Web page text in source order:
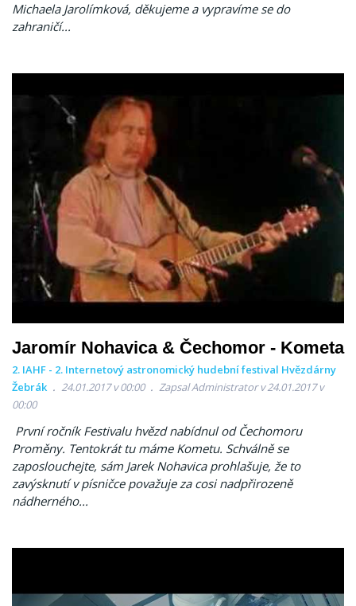
Michaela Jarolímková, děkujeme a vypravíme se do
zahraničí...
Jaromír Nohavica & Čechomor - Kometa
2. IAHF - 2. Internetový astronomický hudební festival Hvězdárny
Žebrák
24.01.2017 v 00:00
Zapsal Administrator v 24.01.2017 v
00:00
První ročník Festivalu hvězd nabídnul od Čechomoru
Proměny. Tentokrát tu máme Kometu. Schválně se
zaposlouchejte, sám Jarek Nohavica prohlašuje, že to
zavýsknutí v písničce považuje za cosi nadpřirozeně
nádherného...